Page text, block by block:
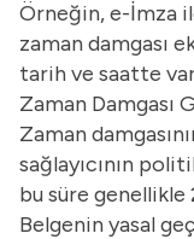
Örneğin,e-İmza
zaman damgası
tarih ve saatte
Zaman Damgası
Zaman
sağlayıcının
bu süre genellikle
Belgenin yasal